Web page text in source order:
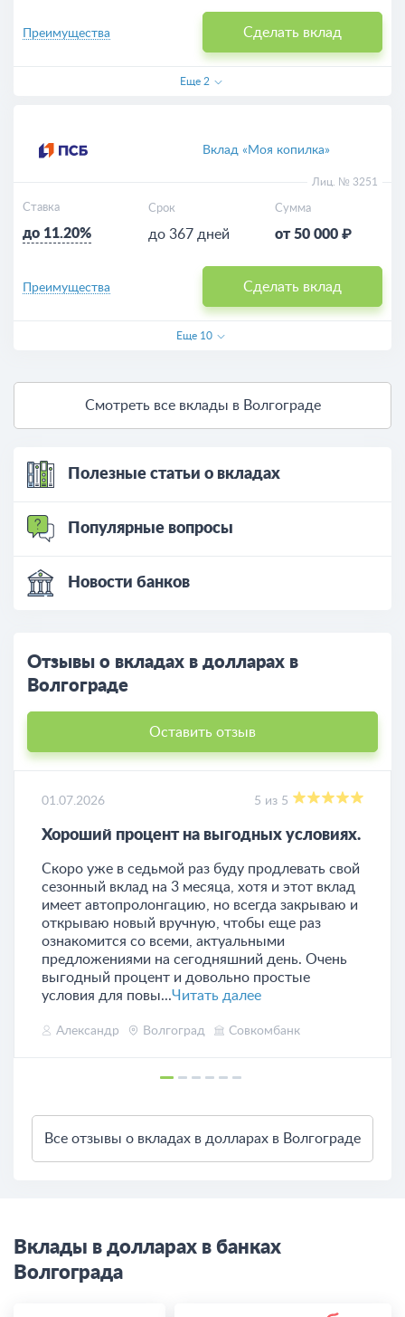
Сделать вклад
Преимущества
Еще 2
Вклад «Моя копилка»
Лиц. № 3251
Ставка
до 11.20%
Срок
до 367 дней
Сумма
от 50 000 ₽
Сделать вклад
Преимущества
Еще 10
Смотреть все вклады в Волгограде
Полезные статьи о вкладах
Популярные вопросы
Новости банков
Отзывы о вкладах в долларах в
Волгограде
Оставить отзыв
01.07.2026 5 из 5
Хороший процент на выгодных условиях.
Скоро уже в седьмой раз буду продлевать свой
сезонный вклад на 3 месяца, хотя и этот вклад
имеет автопролонгацию, но всегда закрываю и
открываю новый вручную, чтобы еще раз
ознакомится со всеми, актуальными
предложениями на сегодняшний день. Очень
выгодный процент и довольно простые
условия для повы...Читать далее
Александр Волгоград Совкомбанк
Все отзывы о вкладах в долларах в Волгограде
Вклады в долларах в банках
Волгограда